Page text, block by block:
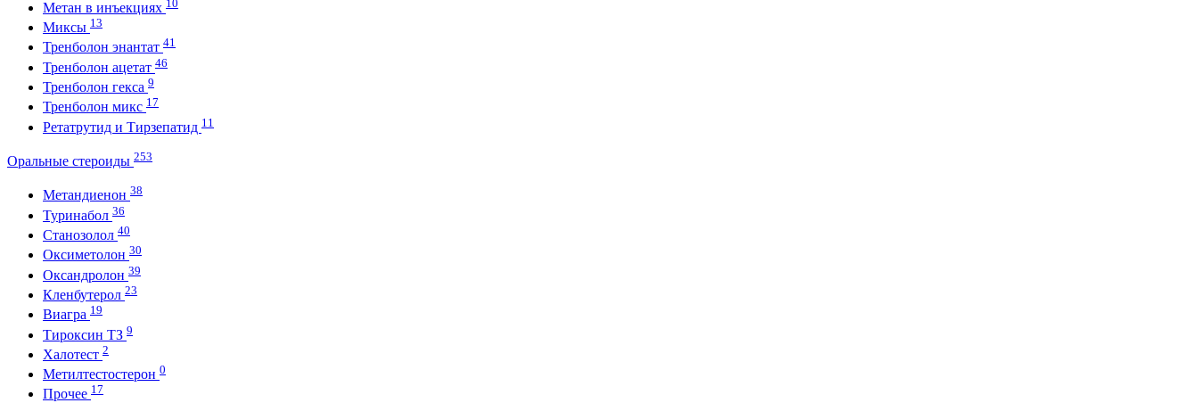
Метан в инъекциях
Миксы 13
Тренболон энантат 41
Тренболон ацетат 46
Тренболон гекса 9
Тренболон микс 17
Ретатрутид и Тирзепатид 11
Оральные стероиды 253
Метандиенон 38
Туринабол 36
Станозолол 40
Оксиметолон 30
Оксандролон 39
Кленбутерол 23
Виагра 19
Тироксин ТЗ 9
Халотест 2
Метилтестостерон 0
Прочее 17